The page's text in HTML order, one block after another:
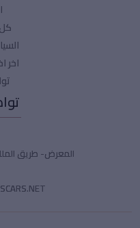
اخر
المعرض- طريق الملك